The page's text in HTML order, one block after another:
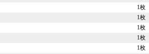
1枚
1枚
1枚
1枚
1枚